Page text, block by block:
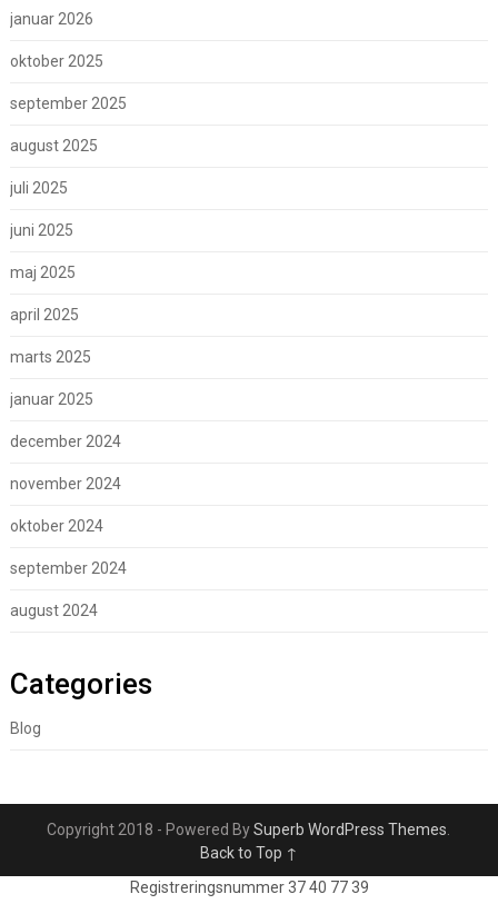
januar 2026
oktober 2025
september 2025
august 2025
juli 2025
juni 2025
maj 2025
april 2025
marts 2025
januar 2025
december 2024
november 2024
oktober 2024
september 2024
august 2024
Categories
Blog
Copyright 2018 - Powered BySuperb WordPress Themes.
Back to Top ↑
Registreringsnummer 37 40 77 39